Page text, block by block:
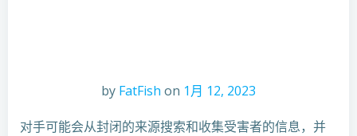
by FatFish on 1月 12, 2023
对手可能会从封闭的来源搜索和收集受害者的信息，并